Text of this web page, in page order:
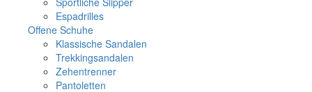
Espadrilles
Offene Schuhe
Klassische Sandalen
Trekkingsandalen
Zehentrenner
Pantoletten